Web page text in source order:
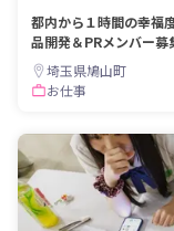
都内から１時間の幸福
品開発＆PRメンバー募
埼玉県鳩山町
お仕事